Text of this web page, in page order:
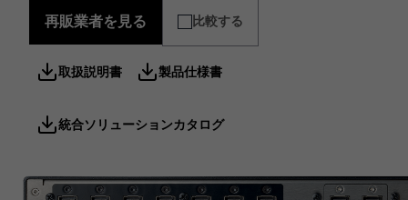
再販業者を見る 比較する
取扱説明書 製品仕様書
統合ソリューションカタログ